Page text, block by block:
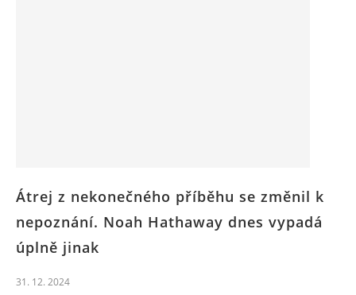
Átrej z nekonečného příběhu se změnil k
nepoznání. Noah Hathaway dnes vypadá
úplně jinak
31. 12. 2024